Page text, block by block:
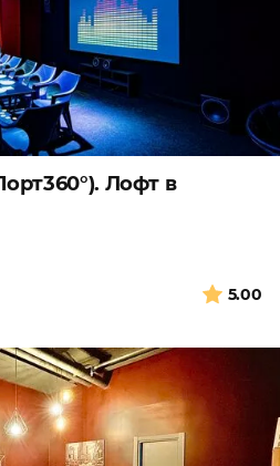
Лофт в
5.00